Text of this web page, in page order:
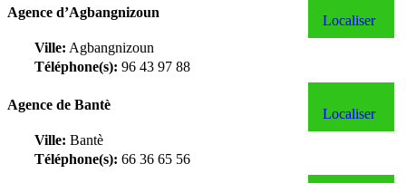
Agence d’Agbangnizoun
Ville: Agbangnizoun
Téléphone(s): 96 43 97 88
Localiser
Agence de Bantè
Ville: Bantè
Téléphone(s): 66 36 65 56
Localiser